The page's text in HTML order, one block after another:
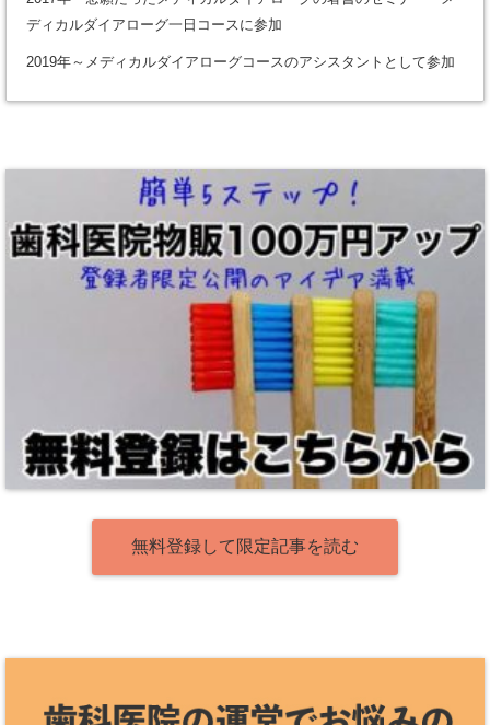
ディカルダイアローグ一日コースに参加
2019年～メディカルダイアローグコースのアシスタントとして参加
無料登録して限定記事を読む